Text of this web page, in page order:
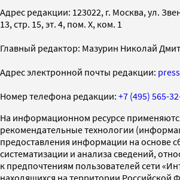
Адрес редакции: 123022, г. Москва, ул.
13, стр. 15, эт. 4, пом. X, ком. 1
Главный редактор: Мазурин Николай
Адрес электронной почты редакции:
Номер телефона редакции: +7 (495) 565-
На информационном ресурсе
рекомендательные технологии
предоставления информации на основе
систематизации и анализа сведений,
к предпочтениям пользователей сети